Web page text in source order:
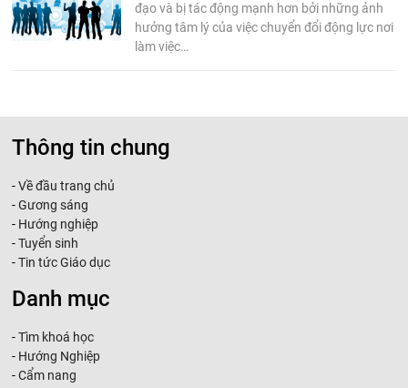
đạo và bị tác động mạnh hơn bởi những ảnh
hưởng tâm lý của việc chuyển đổi động lực nơi
làm việc…
Thông tin chung
-Về đầu trang chủ
-Gương sáng
- Hướng nghiệp
-Tuyển sinh
-Tin tức Giáo dục
Danh mục
-Tìm khoá học
- Hướng Nghiệp
-Cẩm nang